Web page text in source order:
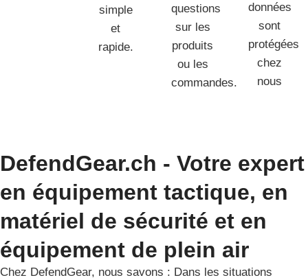
simple
et
rapide.
questions
sur les
produits
ou les
commandes.
données
sont
protégées
chez
nous
DefendGear.ch - Votre expert
en équipement tactique, en
matériel de sécurité et en
équipement de plein air
Chez DefendGear, nous savons : Dans les situations